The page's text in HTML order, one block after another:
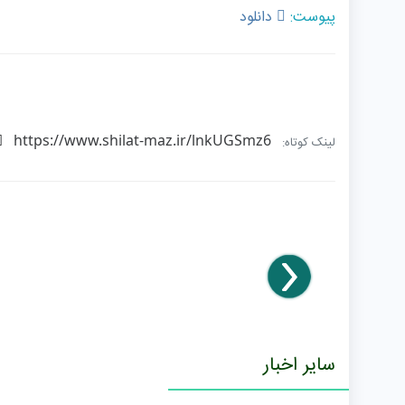
پیوست:
دانلود
لینک کوتاه: https://www.shilat-maz.ir/lnkUGSmz6
سایر اخبار